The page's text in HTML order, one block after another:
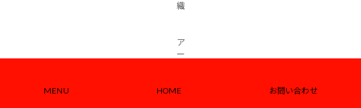
織
ア
ー
ブ
MENU HOME お問い合わせ